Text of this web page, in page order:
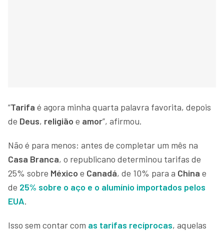
“Tarifa é agora minha quarta palavra favorita, depois
de Deus, religião e amor”, afirmou.
Não é para menos: antes de completar um mês na
Casa Branca, o republicano determinou tarifas de
25% sobre México e Canadá, de 10% para a China e
de 25% sobre o aço e o alumínio importados pelos
EUA.
Isso sem contar com as tarifas recíprocas, aquelas